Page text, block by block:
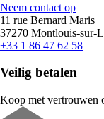
Neem contact op
11 rue Bernard Maris
37270 Montlouis-sur-
+33 1 86 47 62 58
Veilig betalen
Koop met vertrouwen